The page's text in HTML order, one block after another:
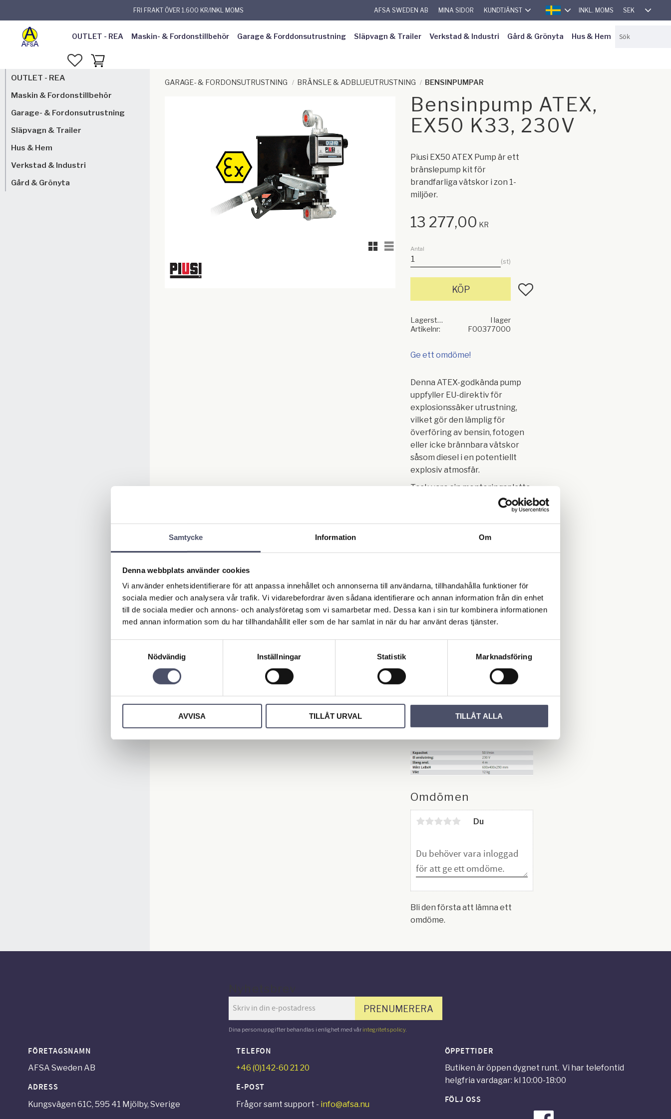
Samtycke Information Om
Denna webbplats använder cookies
Vi använder enhetsidentifierare för att anpassa innehållet och annonserna till användarna, tillhandahålla funktioner för
sociala medier och analysera vår trafik. Vi vidarebefordrar även sådana identifierare och annan information från din enhet
till de sociala medier och annons- och analysföretag som vi samarbetar med. Dessa kan i sin tur kombinera informationen
med annan information som du har tillhandahållit eller som de har samlat in när du har använt deras tjänster.
Nödvändig
Inställningar Statistik Marknadsföring
AVVISA TILLÅT URVAL TILLÅT ALLA
FRI FRAKT ÖVER 1.600 KR/INKL MOMS AFSA SWEDEN AB MINA SIDOR KUNDTJÄNST
SVENSKA
INKL. MOMS SEK
OUTLET - REA Maskin- & Fordonstillbehör Garage & Forddonsutrustning Släpvagn & Trailer Verkstad & Industri Gård & Grönyta Hus & Hem
FAVORITER
KUNDVAGN
GARAGE- & FORDONSUTRUSTNING BRÄNSLE & ADBLUEUTRUSTNING BENSINPUMPAR
Bensinpump ATEX,
EX50 K33, 230V
Piusi EX50 ATEX Pump är ett
bränslepump kit för
brandfarliga vätskor i zon 1-
miljöer.
Rutnätsvy
Listvy
13 277,00 KR
Antal
st
KÖP Lägg till i favoriter
Lagerstatus
I lager
Artikelnr
F00377000
Ge ett omdöme!
Denna ATEX-godkända pump
uppfyller EU-direktiv för
explosionssäker utrustning,
vilket gör den lämplig för
överföring av bensin, fotogen
eller icke brännbara vätskor
såsom diesel i en potentiellt
explosiv atmosfär.
Tack vare sin monteringsplatta
bränslepump kit förberett för
montering
direkt på vägg eller tank.
tankhandtag, handtagshållare,
strömbrytare,
tankslang och mekanisk
flödesmätare.
Observera: Anslutning av
strömkablar och kontakter
mellan ATEX pumpen och
strömkällan skall utföras med
Omdömen
Du
Bli den första att lämna ett
omdöme.
OUTLET - REA
Maskin & Fordonstillbehör
Garage- & Fordonsutrustning
Släpvagn & Trailer
Hus & Hem
Verkstad & Industri
Gård & Grönyta
PRENUMERERA
Dina personuppgifter behandlas i enlighet med vår integritetspolicy.
FÖRETAGSNAMN
AFSA Sweden AB
ADRESS
Kungsvägen 61C, 595 41 Mjölby, Sverige
TELEFON
+46 (0)142-60 21 20
E-POST
Frågor samt support - info@afsa.nu
ÖPPETTIDER
Butiken är öppen dygnet runt. Vi har telefontid
helgfria vardagar: kl 10:00-18:00
FÖLJ OSS